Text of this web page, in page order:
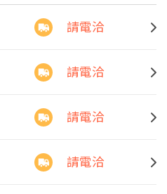
請電洽
請電洽
請電洽
請電洽